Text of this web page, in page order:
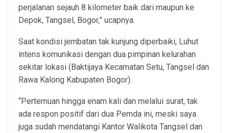
perjalanan sejauh 8 kilometer baik dari maupun ke
Depok, Tangsel, Bogor,” ucapnya.
Saat kondisi jembatan tak kunjung diperbaiki, Luhut
intens komunikasi dengan dua pimpinan kelurahan
sekitar lokasi (Baktijaya Kecamatan Setu, Tangsel dan
Rawa Kalong Kabupaten Bogor).
“Pertemuan hingga enam kali dan melalui surat, tak
ada respon positif dari dua Pemda ini, meski saya
juga sudah mendatangi Kantor Walikota Tangsel dan